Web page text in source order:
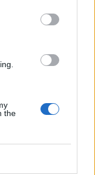
the
ukrán
–